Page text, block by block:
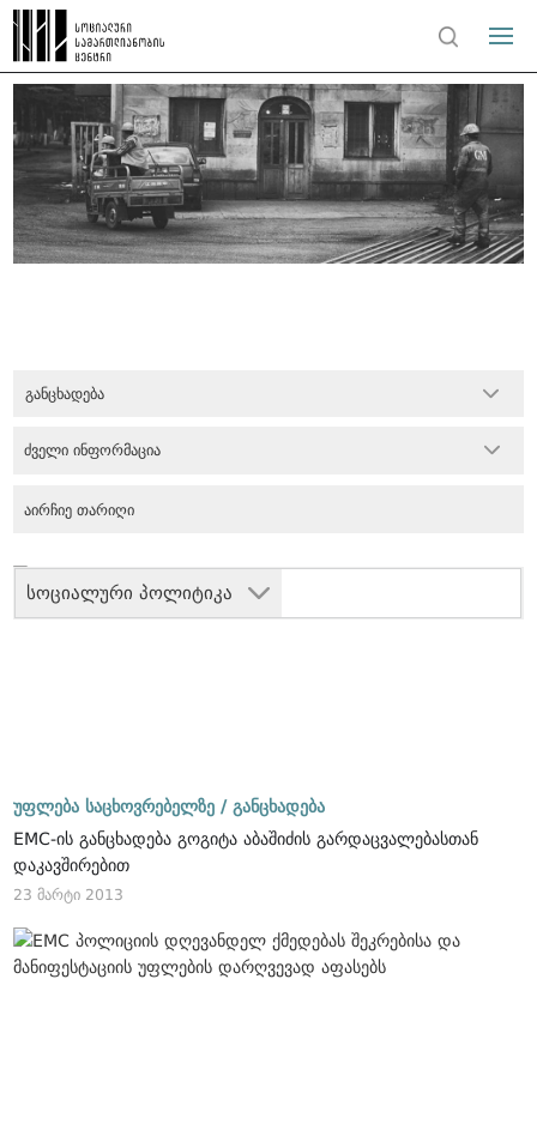
განცხადება
სოციალური პოლიტიკა
ძველი ინფორმაცია
უფლება საცხოვრებელზე / განცხადება
EMC-ის განცხადება გოგიტა აბაშიძის გარდაცვალებასთან
დაკავშირებით
23 მარტი 2013